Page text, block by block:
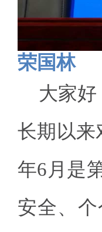
荣国林
大家
长期以来
年6月是
安全、